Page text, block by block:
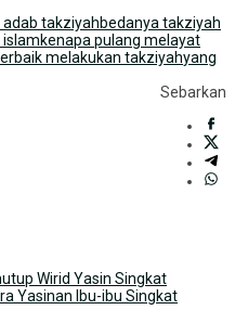
takziyahbedanya takziyah
kenapa pulang melayat
melakukan takziyahyang
Sebarkan
Wirid Yasin Singkat
Yasinan Ibu-ibu Singkat